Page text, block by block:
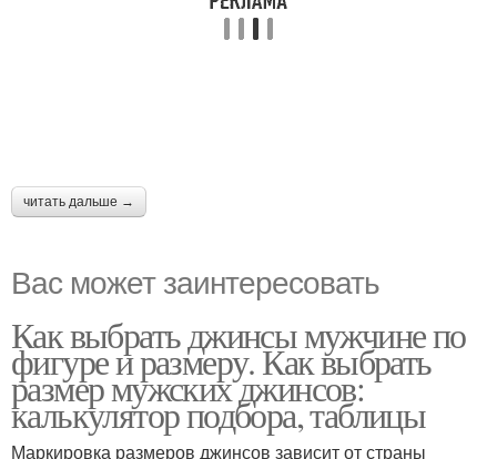
читать дальше →
Вас может заинтересовать
Как выбрать джинсы мужчине по
фигуре и размеру. Как выбрать
размер мужских джинсов:
калькулятор подбора, таблицы
Маркировка размеров джинсов зависит от страны